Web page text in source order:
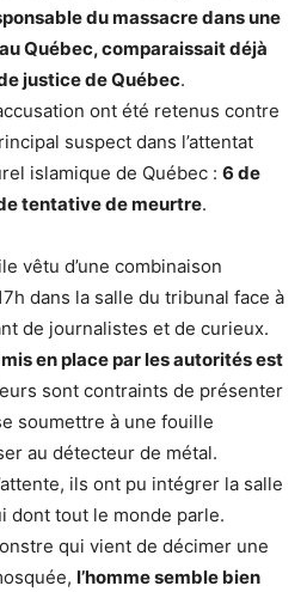
du massacre dans une
Québec, comparaissait déjà
justice de Québec.
ont été retenus contre
suspect dans l’attentat
islamique de Québec : 6 de
tentative de meurtre.
vêtu d’une combinaison
dans la salle du tribunal face à
de journalistes et de curieux.
en place par les autorités est
sont contraints de présenter
soumettre à une fouille
au détecteur de métal.
ils ont pu intégrer la salle
dont tout le monde parle.
qui vient de décimer une
l’homme semble bien